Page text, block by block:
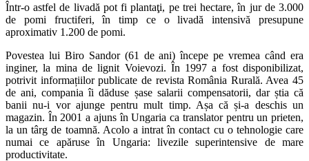
Într-o astfel de livadă pot fi plantaţi, pe trei hectare, în jur de 3.000
de pomi fructiferi, în timp ce o livadă intensivă presupune
aproximativ 1.200 de pomi.
Povestea lui Biro Sandor (61 de ani) începe pe vremea când era
inginer, la mina de lignit Voievozi. În 1997 a fost disponibilizat,
potrivit informațiilor publicate de revista România Rurală. Avea 45
de ani, compania îi dăduse șase salarii compensatorii, dar știa că
banii nu-i vor ajunge pentru mult timp. Așa că și-a deschis un
magazin. În 2001 a ajuns în Ungaria ca translator pentru un prieten,
la un târg de toamnă. Acolo a intrat în contact cu o tehnologie care
numai ce apăruse în Ungaria: livezile superintensive de mare
productivitate.